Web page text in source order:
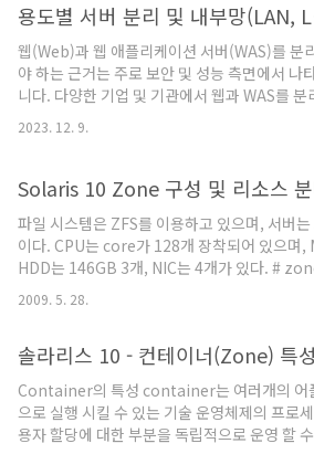
한 DNS 응답을 의도적으로 수정할 수 있습니다
래는 BIND DNS 서버에서 RPZ를 설정하여 특
메인에 대해 0.0.0.0으로 응답하도록 설정하는
입니다.1. BIND 서버에 RPZ 설정을 적용하기
기본 준비BIND 서버가 이미 설치되어 있어야
RPZ 기능을 사용할 수 있도록 설정 파일을 수정
웹(Web)과 웹 애플리케이션 서버(WAS)를 분
야 하는 근거는 주로 보안 및 성능 측면에서 나
니다. 다양한 기업 및 기관에서 웹과 WAS를 분
여 운영하는 이유는 다음과 같습니다. 보안 강화
과 WAS를 분리함으로써 공격 대상이 되는 피해
통신 및 정적 콘텐츠 제공에 중점을 두며, WAS
적 콘텐츠를 처리합니다. 이를 통해 웹 서버에
보안 강화 및 공격 표적을 줄일 수 있습니다. 부
산 및 성능 최적화 웹과 WAS를 분리하면 부하
을 적용하기 쉽습니다. 웹 서버는 정적 콘텐츠
리하고, 동적 콘텐츠는 WAS에서 처리하므로, 부
2023. 12. 9.
Solaris 10 Zone 구성 및 리소스
파일 시스템은 ZFS를 이용하고 있으며, 서버
이다. CPU는 core가 128개 장착되어 있으
HDD는 146GB 3개, NIC는 4개가 있다. #
data/cs $ chmod 700 [경로] - ex) $ chmod
zone 생성 zonecfg:[zone이름] > create -
zonec..
2009. 5. 28.
솔라리스 10 - 컨테이너(Zone) 특
Container의 특성 container는 여러개의 어
으로 실행 시킬 수 있는 기술 운영체제의 프로
용자 할당에 대한 부분을 독립적으로 운영 할